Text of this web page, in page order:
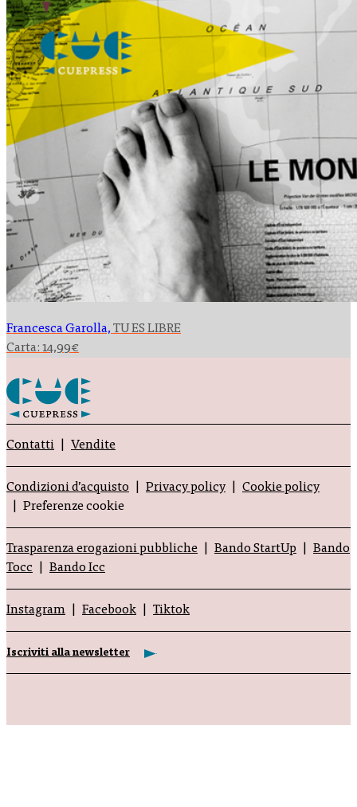
Francesca Garolla,TU ES LIBRE
Carta: 14,99€
Contatti Vendite
Condizioni d’acquisto Privacy policy
Cookie policy
Preferenze cookie
Trasparenza erogazioni pubbliche Bando StartUp
Bando
Tocc
Bando Icc
Instagram Facebook Tiktok
Iscriviti alla newsletter